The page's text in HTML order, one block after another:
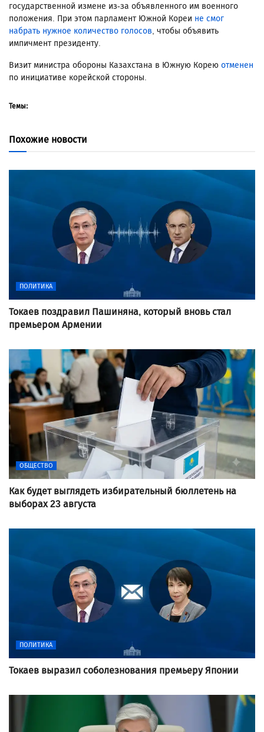
государственной измене из-за объявленного им военного
положения. При этом парламент Южной Кореи не смог
набрать нужное количество голосов, чтобы объявить
импичмент президенту.
Визит министра обороны Казахстана в Южную Корею отменен
по инициативе корейской стороны.
Темы:
Похожие новости
ПОЛИТИКА
Токаев поздравил Пашиняна, который вновь стал
премьером Армении
ОБЩЕСТВО
Как будет выглядеть избирательный бюллетень на
выборах 23 августа
ПОЛИТИКА
Токаев выразил соболезнования премьеру Японии